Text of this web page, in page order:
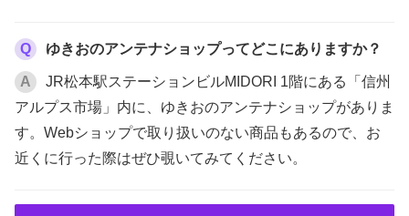
Q ゆきおのアンテナショップってどこにありますか？
A
JR松本駅ステーションビルMIDORI 1階にある「信州
アルプス市場」内に、ゆきおのアンテナショップがありま
す。Webショップで取り扱いのない商品もあるので、お
近くに行った際はぜひ覗いてみてください。